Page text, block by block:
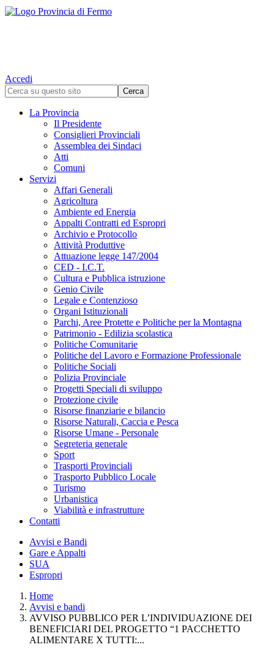
Accedi
La Provincia
Il Presidente
Consiglieri Provinciali
Assemblea dei Sindaci
Atti
Comuni
Servizi
Affari Generali
Agricoltura
Ambiente ed Energia
Appalti Contratti ed Espropri
Archivio e Protocollo
Attività Produttive
Attuazione legge 147/2004
CED - I.C.T.
Cultura e Pubblica istruzione
Genio Civile
Legale e Contenzioso
Organi Istituzionali
Parchi, Aree Protette e Politiche per la Montagna
Patrimonio - Edilizia scolastica
Politiche Comunitarie
Politiche del Lavoro e Formazione Professionale
Politiche Sociali
Polizia Provinciale
Progetti Speciali di sviluppo
Protezione civile
Risorse finanziarie e bilancio
Risorse Naturali, Caccia e Pesca
Risorse Umane - Personale
Segreteria generale
Sport
Trasporti Provinciali
Trasporto Pubblico Locale
Turismo
Urbanistica
Viabilità e infrastrutture
Contatti
Avvisi e Bandi
Gare e Appalti
SUA
Espropri
Home
Avvisi e bandi
AVVISO PUBBLICO PER L’INDIVIDUAZIONE DEI
BENEFICIARI DEL PROGETTO “1 PACCHETTO
ALIMENTARE X TUTTI:...